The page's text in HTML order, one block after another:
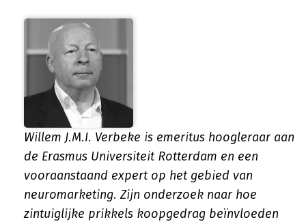
Willem J.M.I. Verbeke is emeritus hoogleraar aan
de Erasmus Universiteit Rotterdam en een
vooraanstaand expert op het gebied van
neuromarketing. Zijn onderzoek naar hoe
zintuiglijke prikkels koopgedrag beïnvloeden